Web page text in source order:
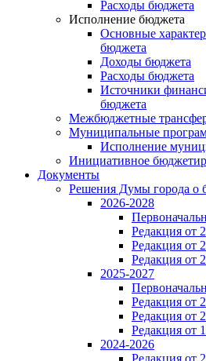
Расходы бюджета
Исполнение бюджета
Основные
бюджета
Доходы бюджета
Расходы бюджета
Источники
бюджета
Межбюджетные
Муниципальные
Исполнение
Инициативное
Документы
Решения Думы города о
2026-2028
Редакция от
Редакция от
Редакция от
2025-2027
Редакция от
Редакция от
Редакция от
2024-2026
Редакция от